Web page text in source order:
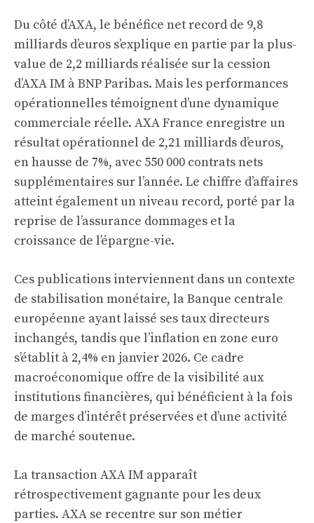
Du côté d’AXA, le bénéfice net record de 9,8
milliards d’euros s’explique en partie par la plus-
value de 2,2 milliards réalisée sur la cession
d’AXA IM à BNP Paribas. Mais les performances
opérationnelles témoignent d’une dynamique
commerciale réelle. AXA France enregistre un
résultat opérationnel de 2,21 milliards d’euros,
en hausse de 7%, avec 550 000 contrats nets
supplémentaires sur l’année. Le chiffre d’affaires
atteint également un niveau record, porté par la
reprise de l’assurance dommages et la
croissance de l’épargne-vie.
Ces publications interviennent dans un contexte
de stabilisation monétaire, la Banque centrale
européenne ayant laissé ses taux directeurs
inchangés, tandis que l’inflation en zone euro
s’établit à 2,4% en janvier 2026. Ce cadre
macroéconomique offre de la visibilité aux
institutions financières, qui bénéficient à la fois
de marges d’intérêt préservées et d’une activité
de marché soutenue.
La transaction AXA IM apparaît
rétrospectivement gagnante pour les deux
parties. AXA se recentre sur son métier